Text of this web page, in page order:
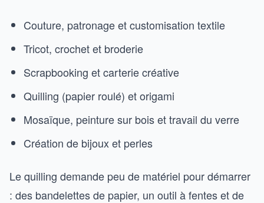
Couture, patronage et customisation textile
Tricot, crochet et broderie
Scrapbooking et carterie créative
Quilling (papier roulé) et origami
Mosaïque, peinture sur bois et travail du verre
Création de bijoux et perles
Le quilling demande peu de matériel pour démarrer
: des bandelettes de papier, un outil à fentes et de